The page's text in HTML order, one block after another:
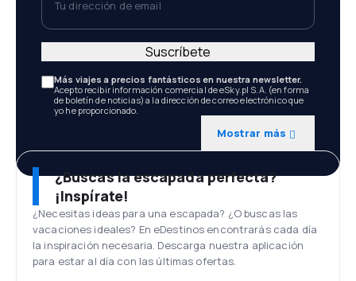
Más viajes a precios fantásticos en nuestra newsletter.
Acepto recibir información comercial de eSky.pl S.A. (en forma
de boletín de noticias) a la dirección de correo electrónico que
yo he proporcionado.
Mostrar más
Suscríbete
¿Buscas la escapada perfecta?
¡Inspírate!
¿Necesitas ideas para una escapada? ¿O buscas las
vacaciones ideales? En eDestinos encontrarás cada día
la inspiración necesaria. Descarga nuestra aplicación
para estar al día con las últimas ofertas.